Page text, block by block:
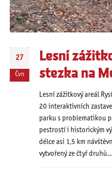
27
Čvn
Lesní
stezka na
Lesní zážitkový areál
20 interaktivních
parku s problematikou
pestrostí i historickým
délce asi 1,5 km
vytvořený ze čtyř